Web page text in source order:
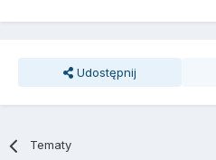
Udostępnij
Tematy